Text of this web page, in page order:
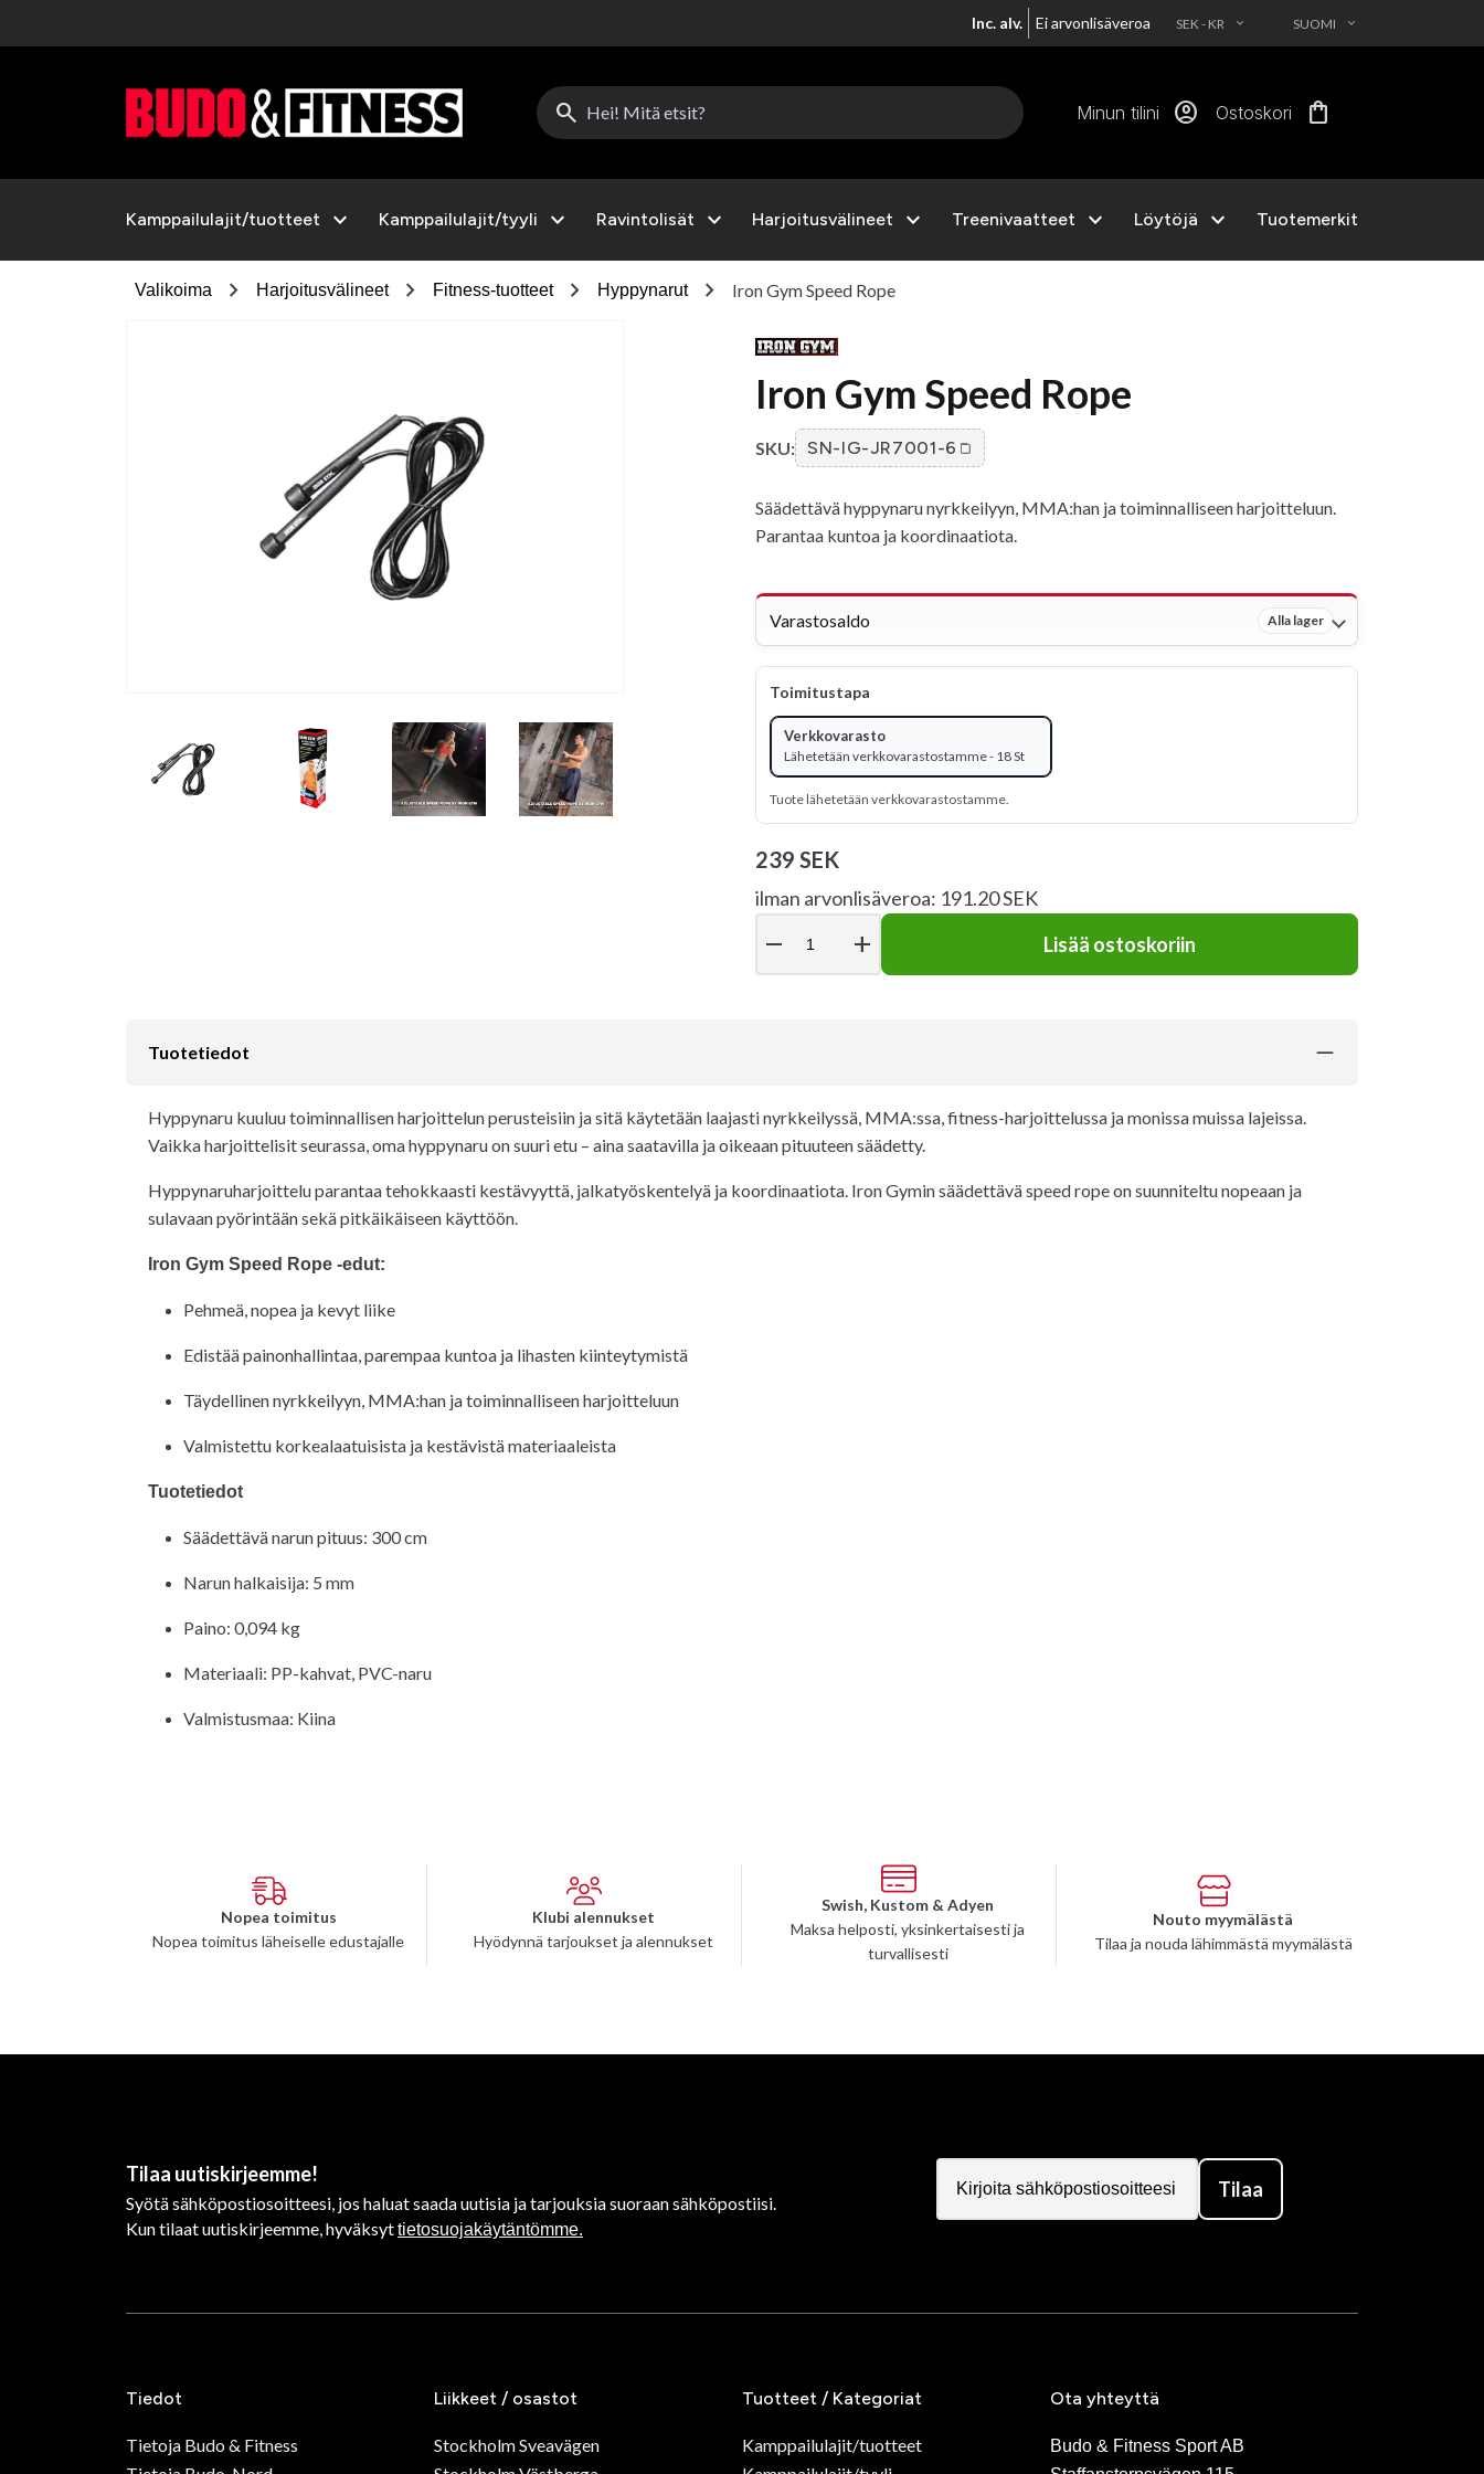
Inc. alv. Ei arvonlisäveroa SEK - KR EXPAND_MORE SUOMI EXPAND_MORE
search Minun tilini account_circle Ostoskori shopping_bag
Kamppailulajit/tuotteet expand_more Kamppailulajit/tyyli expand_more Ravintolisät expand_more Harjoitusvälineet expand_more Treenivaatteet expand_more Löytöjä expand_more Tuotemerkit
Valikoima chevron_right Harjoitusvälineet chevron_right Fitness-tuotteet chevron_right Hyppynarut chevron_right Iron Gym Speed Rope
Iron Gym Speed Rope
SKU: SN-IG-JR7001-6
Säädettävä hyppynaru nyrkkeilyyn, MMA:han ja toiminnalliseen harjoitteluun.
Parantaa kuntoa ja koordinaatiota.
Varastosaldo Alla lager
Toimitustapa
Verkkovarasto
Lähetetään verkkovarastostamme - 18 St
Tuote lähetetään verkkovarastostamme.
239 SEK
ilman arvonlisäveroa: 191.20 SEK
remove add Lisää ostoskoriin
Tuotetiedot
Hyppynaru kuuluu toiminnallisen harjoittelun perusteisiin ja sitä käytetään laajasti nyrkkeilyssä, MMA:ssa, fitness-harjoittelussa ja monissa muissa lajeissa.
Vaikka harjoittelisit seurassa, oma hyppynaru on suuri etu – aina saatavilla ja oikeaan pituuteen säädetty.
Hyppynaruharjoittelu parantaa tehokkaasti kestävyyttä, jalkatyöskentelyä ja koordinaatiota. Iron Gymin säädettävä speed rope on suunniteltu nopeaan ja
sulavaan pyörintään sekä pitkäikäiseen käyttöön.
Iron Gym Speed Rope -edut:
Pehmeä, nopea ja kevyt liike
Edistää painonhallintaa, parempaa kuntoa ja lihasten kiinteytymistä
Täydellinen nyrkkeilyyn, MMA:han ja toiminnalliseen harjoitteluun
Valmistettu korkealaatuisista ja kestävistä materiaaleista
Tuotetiedot
Säädettävä narun pituus: 300 cm
Narun halkaisija: 5 mm
Paino: 0,094 kg
Materiaali: PP-kahvat, PVC-naru
Valmistusmaa: Kiina
Nopea toimitus
Nopea toimitus läheiselle edustajalle
Klubi alennukset
Hyödynnä tarjoukset ja alennukset
Swish, Kustom & Adyen
Maksa helposti, yksinkertaisesti ja
turvallisesti
Nouto myymälästä
Tilaa ja nouda lähimmästä myymälästä
Tilaa uutiskirjeemme!
Syötä sähköpostiosoitteesi, jos haluat saada uutisia ja tarjouksia suoraan sähköpostiisi.
Kun tilaat uutiskirjeemme, hyväksyttietosuojakäytäntömme.
Tilaa
Tiedot
Tietoja Budo & Fitness
Liikkeet / osastot
Stockholm Sveavägen
Tuotteet / Kategoriat
Kamppailulajit/tuotteet
Ota yhteyttä
Budo & Fitness Sport AB